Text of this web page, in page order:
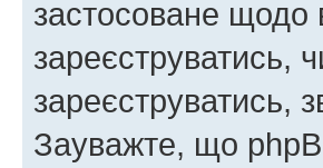
застосоване щодо
зареєструватись,
зареєструватись,
Зауважте, що